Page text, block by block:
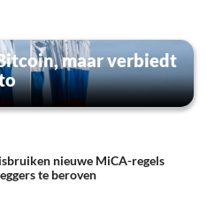
maar verbiedt
nieuwe MiCA-regels
te beroven